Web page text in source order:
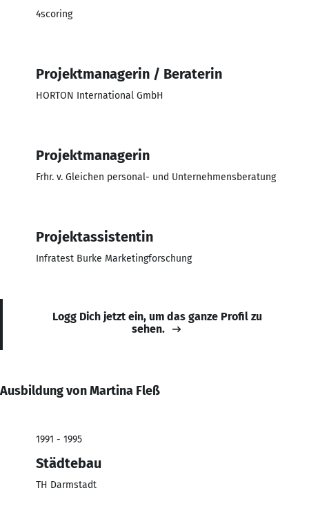
4scoring
Projektmanagerin / Beraterin
HORTON International GmbH
Projektmanagerin
Frhr. v. Gleichen personal- und Unternehmensberatung
Projektassistentin
Infratest Burke Marketingforschung
Logg Dich jetzt ein, um das ganze Profil zu
sehen.
Ausbildung von Martina Fleß
1991 - 1995
Städtebau
TH Darmstadt